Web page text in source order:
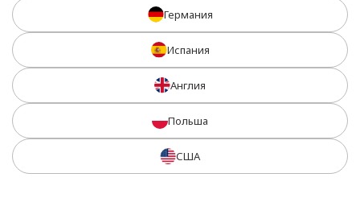
Германия
Испания
Англия
Польша
США